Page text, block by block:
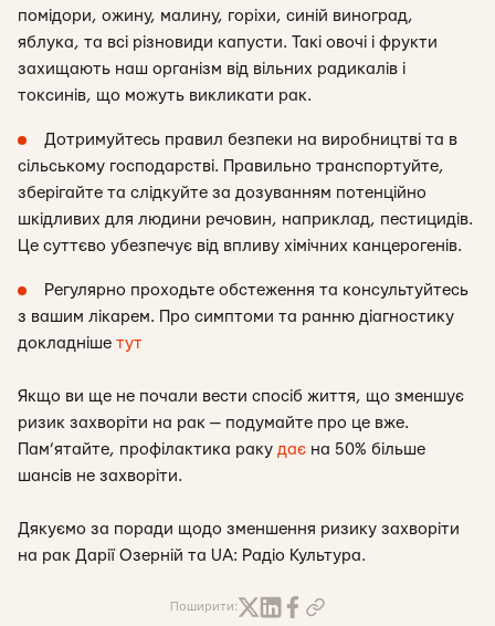
помідори, ожину, малину, горіхи, синій виноград,
яблука, та всі різновиди капусти. Такі овочі і фрукти
захищають наш організм від вільних радикалів і
токсинів, що можуть викликати рак.
Дотримуйтесь правил безпеки на виробництві та в
сільському господарстві. Правильно транспортуйте,
зберігайте та слідкуйте за дозуванням потенційно
шкідливих для людини речовин, наприклад, пестицидів.
Це суттєво убезпечує від впливу хімічних канцерогенів.
Регулярно проходьте обстеження та консультуйтесь
з вашим лікарем. Про симптоми та ранню діагностику
докладніше тут
Якщо ви ще не почали вести спосіб життя, що зменшує
ризик захворіти на рак — подумайте про це вже.
Пам’ятайте, профілактика раку дає на 50% більше
шансів не захворіти.
Дякуємо за поради щодо зменшення ризику захворіти
на рак Дарії Озерній та UA: Радіо Культура.
Поширити: